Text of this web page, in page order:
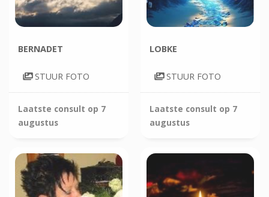
BERNADET
STUUR FOTO
Laatste consult op 7
augustus
LOBKE
STUUR FOTO
Laatste consult op 7
augustus